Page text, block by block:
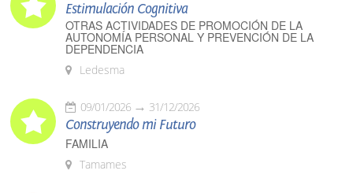
Estimulación Cognitiva
OTRAS ACTIVIDADES DE PROMOCIÓN DE LA
AUTONOMÍA PERSONAL Y PREVENCIÓN DE LA
DEPENDENCIA
Ledesma
09/01/2026 31/12/2026
Construyendo mi Futuro
FAMILIA
Tamames